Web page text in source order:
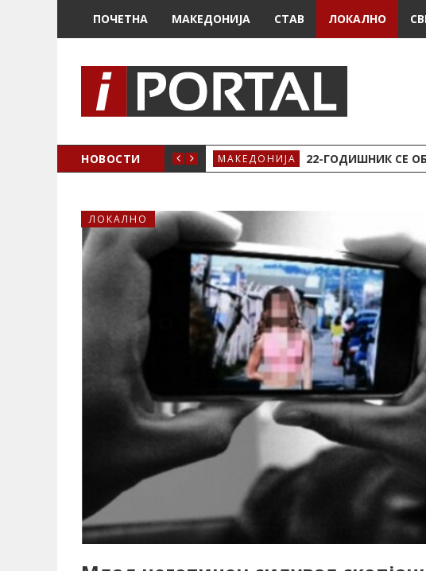
ПОЧЕТНА МАКЕДОНИЈА СТАВ ЛОКАЛНО
НОВОСТИ
ЖЕНСКО ЗДРАВЈЕ ВО КРИВА ПАЛАНКА МАКЕДОНИЈА 22-ГОДИШНИК СЕ
ЛОКАЛНО